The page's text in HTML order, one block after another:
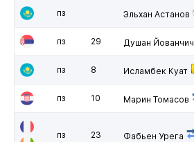
пз Эльхан Астанов
пз 29 Душан Йованчич
пз 8 Исламбек Куат
пз 10 Марин Томасов
пз 23 Фабьен Урега